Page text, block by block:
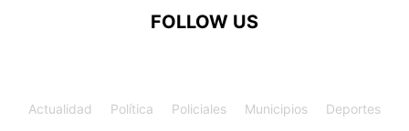
FOLLOW US
Actualidad Política Policiales Municipios Deportes